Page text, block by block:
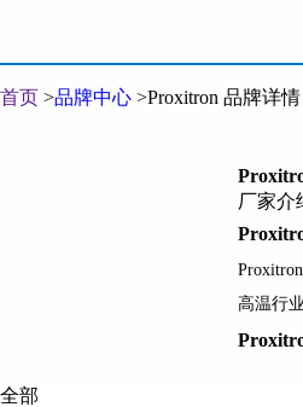
首页 >品牌中心 >Proxitron 品牌详情
厂家介
Proxitron
高温行
全部